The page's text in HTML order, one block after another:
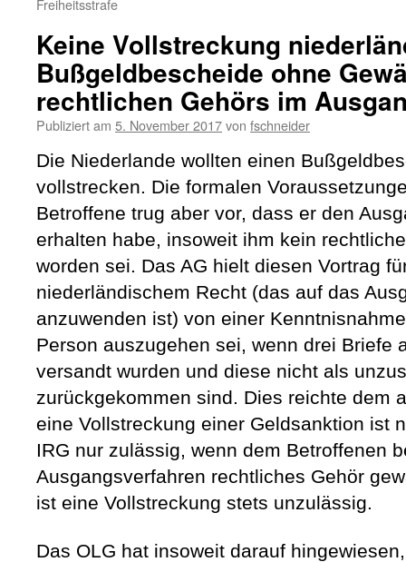
Freiheitsstrafe
Keine Vollstreckung
Bußgeldbescheide ohne
rechtlichen Gehörs im
Publiziert am 5. November 2017von fschneider
Die Niederlande wollten einen
vollstrecken. Die formalen
Betroffene trug aber vor, dass er den
erhalten habe, insoweit ihm kein
worden sei. Das AG hielt diesen Vortrag
niederländischem Recht (das auf das
anzuwenden ist) von einer
Person auszugehen sei, wenn drei Briefe
versandt wurden und diese nicht als
zurückgekommen sind. Dies reichte dem
eine Vollstreckung einer Geldsanktion ist
IRG nur zulässig, wenn dem Betroffenen
Ausgangsverfahren rechtliches Gehör
ist eine Vollstreckung stets unzulässig.
Das OLG hat insoweit darauf